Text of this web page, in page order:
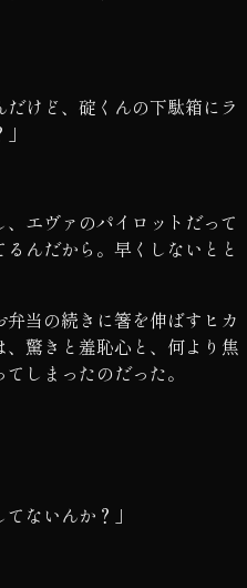
だけど、碇くんの下駄箱にラ
、エヴァのパイロットだって
んだから。早くしないとと
当の続きに箸を伸ばすヒカ
、驚きと羞恥心と、何より焦
しまったのだった。
ないんか？」